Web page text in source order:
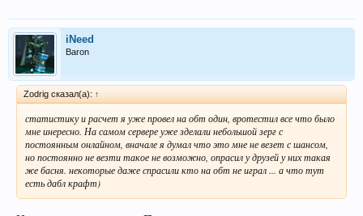
iNeed
Baron
Zodrig сказал(а): ↑
статистику и расчет я уже провел на обт один, вротестил все что было
мне инересно. На самом сервере уже зделали небольшой зерг с
постоянным онлайном, вначале я думал что это мне не везет с шансом,
но постоянно не везти такое не возможно, опрасил у друзей у них такая
же басня. некоторые даже спрасили кто на обт не играл ... а что тут
есть дабл крафт)